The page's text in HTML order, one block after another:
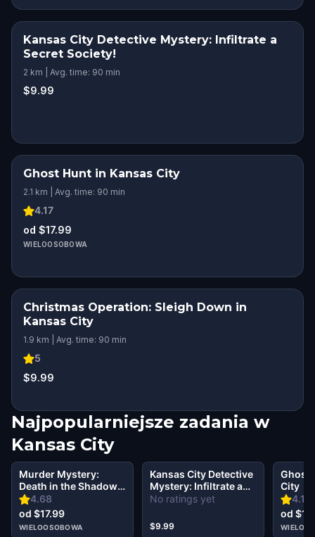
Kansas City Detective Mystery: Infiltrate a
Secret Society!
2 km | Avg. time: 90 min
$9.99
Ghost Hunt in Kansas City
2.1 km | Avg. time: 90 min
4.17
od $17.99
WIELOOSOBOWA
Christmas Operation: Sleigh Down in
Kansas City
1.9 km | Avg. time: 90 min
5
$9.99
Najpopularniejsze zadania w
Kansas City
4.68
Murder Mystery:
Death in the Shadows
in Kansas City
od $17.99
WIELOOSOBOWA
No ratings yet
Kansas City Detective
Mystery: Infiltrate a
Secret Society!
$9.99
4.17
Ghost
City
od